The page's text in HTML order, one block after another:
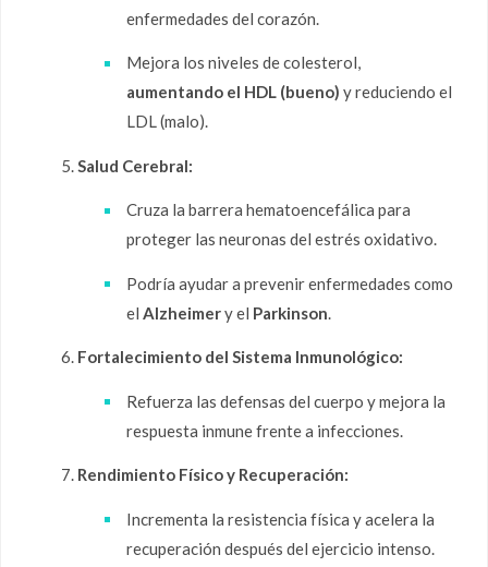
enfermedades del corazón.
Mejora los niveles de colesterol,
aumentando el HDL (bueno) y reduciendo el
LDL (malo).
Salud Cerebral:
Cruza la barrera hematoencefálica para
proteger las neuronas del estrés oxidativo.
Podría ayudar a prevenir enfermedades como
el Alzheimery el Parkinson.
Fortalecimiento del Sistema Inmunológico:
Refuerza las defensas del cuerpo y mejora la
respuesta inmune frente a infecciones.
Rendimiento Físico y Recuperación:
Incrementa la resistencia física y acelera la
recuperación después del ejercicio intenso.